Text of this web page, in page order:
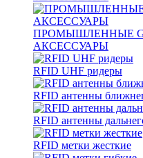
ПРОМЫШЛЕННЫЕ
АКСЕССУАРЫ
RFID UHF ридеры
RFID антенны
RFID антенны
RFID метки жесткие